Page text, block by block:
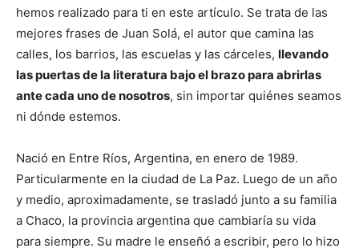
hemos realizado para ti en este artículo. Se trata de las
mejores frases de Juan Solá, el autor que camina las
calles, los barrios, las escuelas y las cárceles, llevando
las puertas de la literatura bajo el brazo para abrirlas
ante cada uno de nosotros, sin importar quiénes seamos
ni dónde estemos.
Nació en Entre Ríos, Argentina, en enero de 1989.
Particularmente en la ciudad de La Paz. Luego de un año
y medio, aproximadamente, se trasladó junto a su familia
a Chaco, la provincia argentina que cambiaría su vida
para siempre. Su madre le enseñó a escribir, pero lo hizo